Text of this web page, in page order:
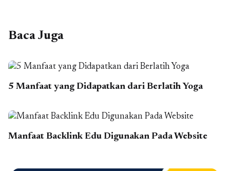
Baca Juga
5 Manfaat yang Didapatkan dari Berlatih Yoga
Manfaat Backlink Edu Digunakan Pada Website